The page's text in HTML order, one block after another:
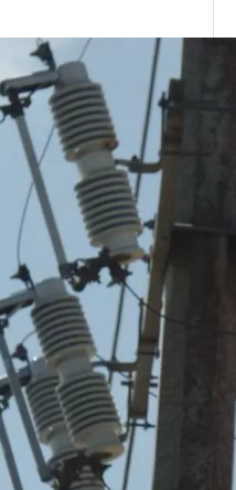
Polymer Fuse Cutout, Drop out Fuses 27kv 300A
Polymer Fuse Cutout, Drop out Fuses 12 Kv 300A